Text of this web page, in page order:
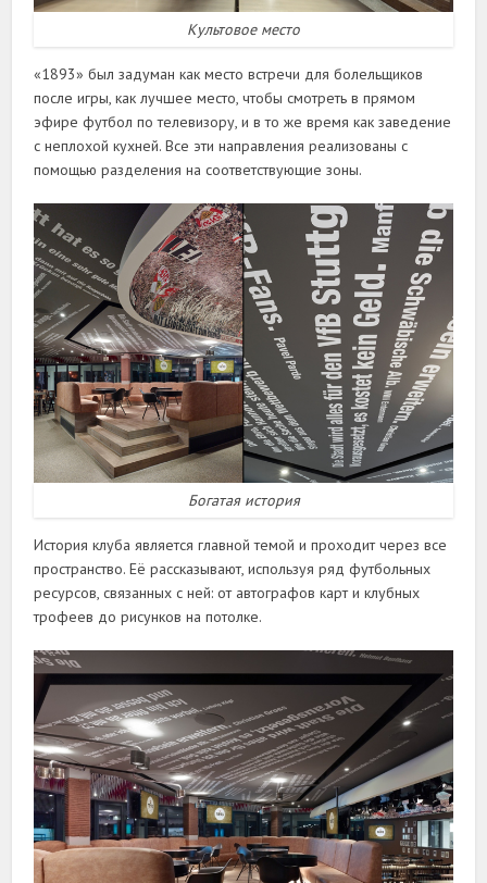
Культовое место
«1893» был задуман как место встречи для болельщиков
после игры, как лучшее место, чтобы смотреть в прямом
эфире футбол по телевизору, и в то же время как заведение
с неплохой кухней. Все эти направления реализованы с
помощью разделения на соответствующие зоны.
Богатая история
История клуба является главной темой и проходит через все
пространство. Её рассказывают, используя ряд футбольных
ресурсов, связанных с ней: от автографов карт и клубных
трофеев до рисунков на потолке.